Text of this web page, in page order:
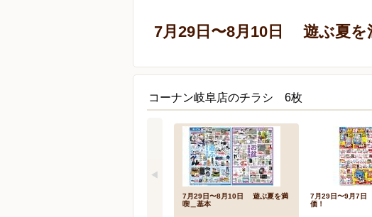
7月29日〜8月10日 遊ぶ夏を
コーナン岐阜店のチラシ 6枚
7月29日〜8月10日 遊ぶ夏を満
喫＿基本
7月29日〜9月7
価！